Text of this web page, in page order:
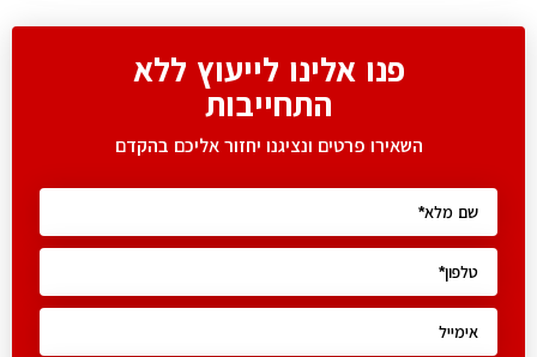
פנו אלינו לייעוץ ללא
התחייבות
השאירו פרטים ונציגנו יחזור אליכם בהקדם